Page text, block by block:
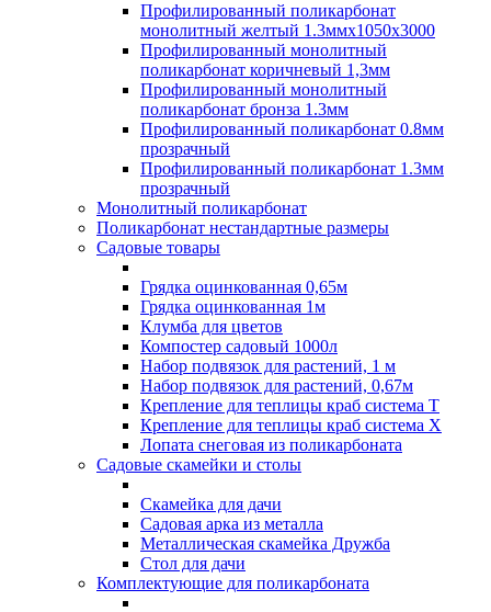
Профилированный поликарбонат
монолитный желтый 1.3ммх1050х3000
Профилированный монолитный
поликарбонат коричневый 1,3мм
Профилированный монолитный
поликарбонат бронза 1.3мм
Профилированный поликарбонат 0.8мм
прозрачный
Профилированный поликарбонат 1.3мм
прозрачный
Монолитный поликарбонат
Поликарбонат нестандартные размеры
Садовые товары
Грядка оцинкованная 0,65м
Грядка оцинкованная 1м
Клумба для цветов
Компостер садовый 1000л
Набор подвязок для растений, 1 м
Набор подвязок для растений, 0,67м
Крепление для теплицы краб система Т
Крепление для теплицы краб система Х
Лопата снеговая из поликарбоната
Садовые скамейки и столы
Скамейка для дачи
Садовая арка из металла
Металлическая скамейка Дружба
Стол для дачи
Комплектующие для поликарбоната